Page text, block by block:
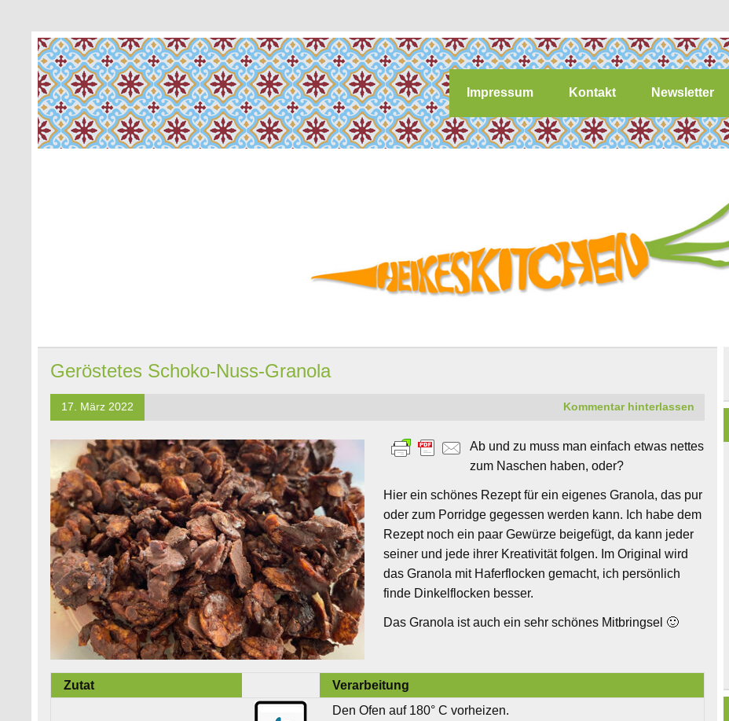
Impressum Kontakt Newsletter
Geröstetes Schoko-Nuss-Granola
17. März 2022 Kommentar hinterlassen
Ab und zu muss man einfach etwas nettes
zum Naschen haben, oder?
Hier ein schönes Rezept für ein eigenes Granola, das pur
oder zum Porridge gegessen werden kann. Ich habe dem
Rezept noch ein paar Gewürze beigefügt, da kann jeder
seiner und jede ihrer Kreativität folgen. Im Original wird
das Granola mit Haferflocken gemacht, ich persönlich
finde Dinkelflocken besser.
Das Granola ist auch ein sehr schönes Mitbringsel 🙂
Zutat
Verarbeitung
Den Ofen auf 180° C vorheizen.